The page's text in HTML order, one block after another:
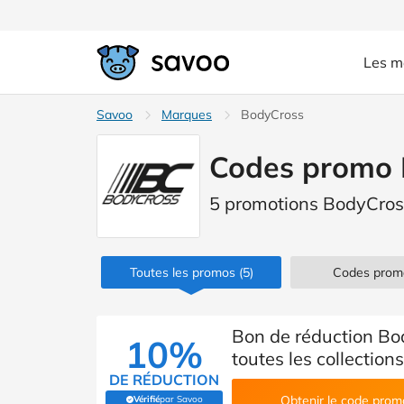
Les
Savoo Marques BodyCross
Codes
5 promotions
Toutes les promos(5) Codes
10%
DE RÉDUCTION
Vérifiépar Savoo
Bon de réduction
toutes les
Obtenir le code